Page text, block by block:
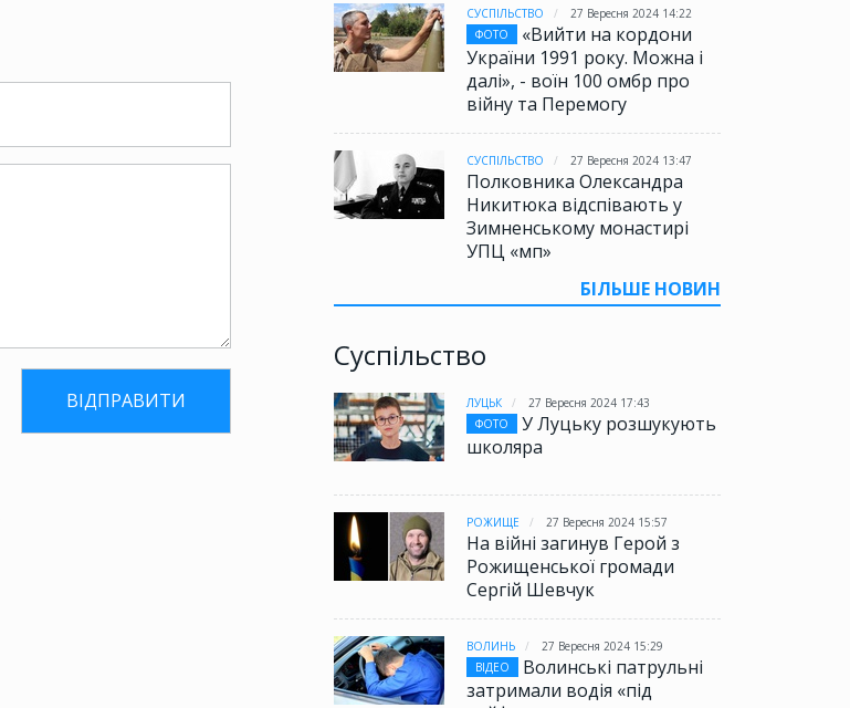
СУСПІЛЬСТВО
27 Вересня 2024 14:22
ФОТО
«Вийти на кордони
України 1991 року. Можна і
далі», - воїн 100 омбр про
війну та Перемогу
СУСПІЛЬСТВО 27 Вересня 2024 13:47
Полковника Олександра
Никитюка відспівають у
Зимненському монастирі
УПЦ «мп»
БІЛЬШЕ НОВИН
Суспільство
ЛУЦЬК
27 Вересня 2024 17:43
ФОТО
У Луцьку розшукують
школяра
РОЖИЩЕ 27 Вересня 2024 15:57
На війні загинув Герой з
Рожищенської громади
Сергій Шевчук
ВОЛИНЬ
27 Вересня 2024 15:29
ВІДЕО
Волинські патрульні
затримали водія «під